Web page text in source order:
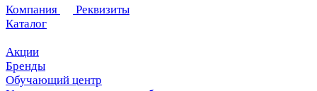
Компания
Реквизиты
Каталог
Акции
Бренды
Обучающий центр